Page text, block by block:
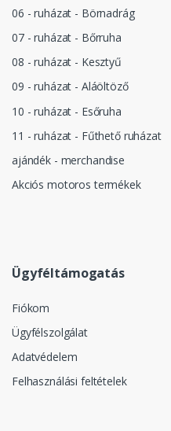
06 - ruházat - Börnadrág
07 - ruházat - Bőrruha
08 - ruházat - Kesztyű
09 - ruházat - Aláöltöző
10 - ruházat - Esőruha
11 - ruházat - Fűthető ruházat
ajándék - merchandise
Akciós motoros termékek
Ügyféltámogatás
Fiókom
Ügyfélszolgálat
Adatvédelem
Felhasználási feltételek